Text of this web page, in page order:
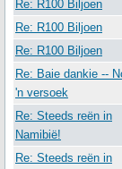
Re: R100 Biljoen
Re: R100 Biljoen
Re: R100 Biljoen
Re: Baie dankie --
'n versoek
Re: Steeds reën in
Namibië!
Re: Steeds reën in